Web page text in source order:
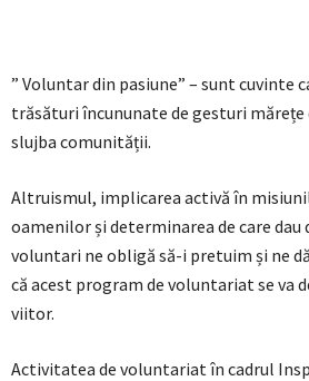
” Voluntar din pasiune” – sunt cuvinte
trăsături încununate de gesturi
slujba comunității.
Altruismul, implicarea activă în
oamenilor și determinarea de care
voluntari ne obligă să-i pretuim și ne
că acest program de voluntariat se va
viitor.
Activitatea de voluntariat în cadrul